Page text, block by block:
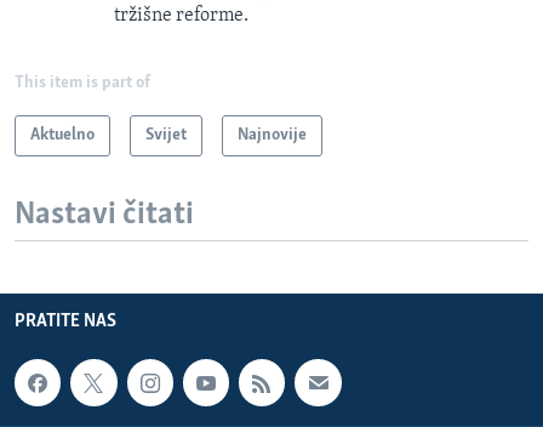
tržišne reforme.
This item is part of
Aktuelno Svijet Najnovije
Nastavi čitati
PRATITE NAS